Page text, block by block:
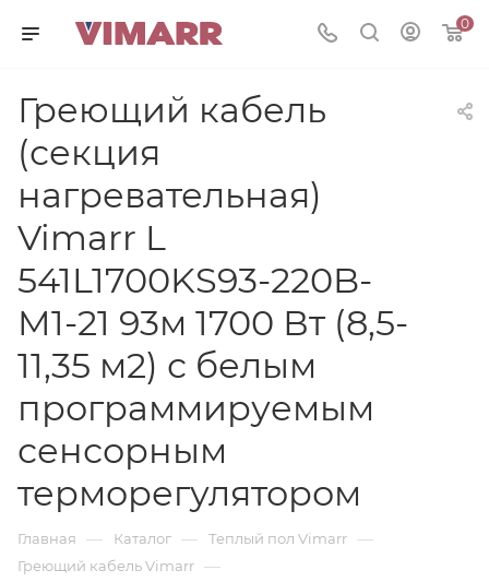
0
Греющий кабель
(секция
нагревательная)
Vimarr L
541L1700KS93-220B-
M1-21 93м 1700 Вт (8,5-
11,35 м2) с белым
программируемым
сенсорным
терморегулятором
Главная — Каталог — Теплый пол Vimarr —
Греющий кабель Vimarr —